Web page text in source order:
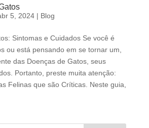
5, 2024| Blog
Sintomas e Cuidados Se você é
ou está pensando em se tornar um,
das Doenças de Gatos, seus
Portanto, preste muita atenção:
Felinas que são Críticas. Neste guia,